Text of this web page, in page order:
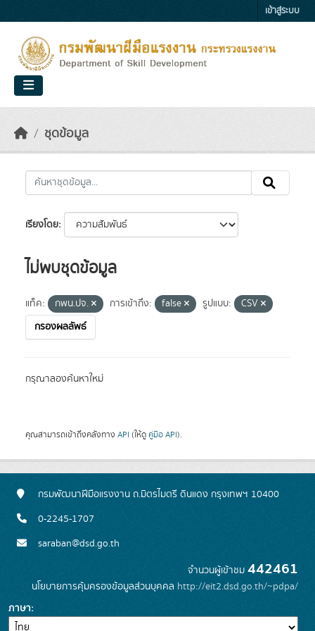
เข้าสู่ระบบ
ชุดข้อมูล
เรียงโดย
ไม่พบชุดข้อมูล
แท็ค: กพน.ปจ. การเข้าถึง: false รูปแบบ:
CSV
กรองผลลัพธ์
กรุณาลองค้นหาใหม่
คุณสามารถเข้าถึงคลังทาง API (ให้ดู คู่มือ API).
กรมพัฒนาฝีมือแรงงาน ถ.มิตรไมตรี ดินแดง กรุงเทพฯ 10400
0-2245-1707
saraban@dsd.go.th
จำนวนผู้เข้าชม 442461
นโยบายการคุ้มครองข้อมูลส่วนบุคคล http://eit2.dsd.go.th/~pdpa/
ภาษา